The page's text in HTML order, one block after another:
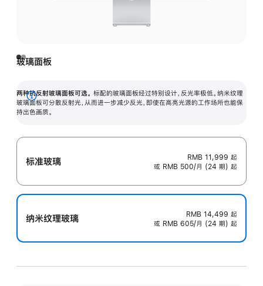
玻璃面板
两种抗反射玻璃面板可选。 标配的玻璃面板经过特别设计，反光率极低。纳米纹理
玻璃面板可分散反射光，从而进一步减少反光，即使在高亮光源的工作场所也能保
持出色画质。
展
开
标准玻璃 RMB 11,999 起
或 RMB 500/月 (24 期) 起
纳米纹理玻璃 RMB 14,499 起
或 RMB 605/月 (24 期) 起